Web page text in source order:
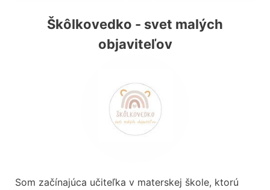
Škôlkovedko - svet malých
objaviteľov
Som začínajúca učiteľka v materskej škole, ktorú